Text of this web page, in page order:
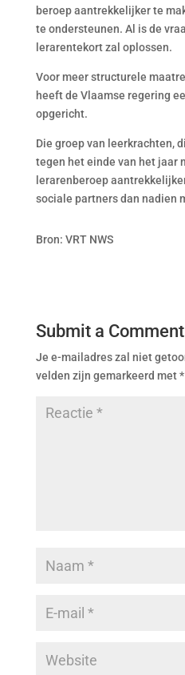
beroep aantrekkelijker te
te ondersteunen. Al is de
lerarentekort zal oplossen.
Voor meer structurele
heeft de Vlaamse regering
opgericht.
Die groep van leerkrachten,
tegen het einde van het jaar
lerarenberoep
sociale partners dan nadien
Bron: VRT NWS
Submit a Comment
Je e-mailadres zal niet
velden zijn gemarkeerd met*